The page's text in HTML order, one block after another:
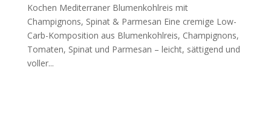
Kochen Mediterraner Blumenkohlreis mit
Champignons, Spinat & Parmesan Eine cremige Low-
Carb-Komposition aus Blumenkohlreis, Champignons,
Tomaten, Spinat und Parmesan – leicht, sättigend und
voller...